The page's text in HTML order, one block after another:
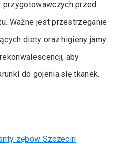
przed
Ważne jest przestrzeganie
diety oraz higieny jamy
aby
do gojenia się tkanek.
zębów Szczecin